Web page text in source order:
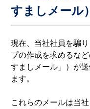
すましメール
現在、当社社員を騙
プの作成を求めるな
すましメール」）が
ます。
これらのメールは当